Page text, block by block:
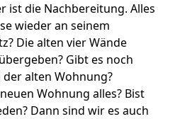
ist die Nachbereitung. Alles
wieder an seinem
Die alten vier Wände
Gibt es noch
alten Wohnung?
Wohnung alles? Bist
Dann sind wir es auch